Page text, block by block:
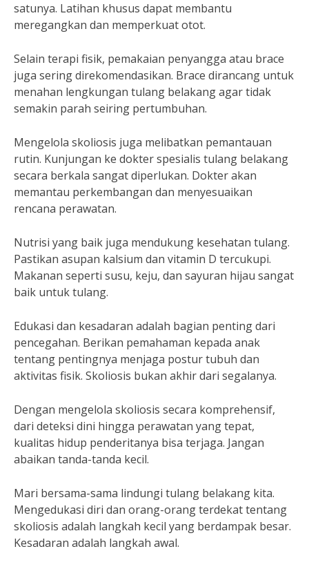
satunya. Latihan khusus dapat membantu
meregangkan dan memperkuat otot.
Selain terapi fisik, pemakaian penyangga atau brace
juga sering direkomendasikan. Brace dirancang untuk
menahan lengkungan tulang belakang agar tidak
semakin parah seiring pertumbuhan.
Mengelola skoliosis juga melibatkan pemantauan
rutin. Kunjungan ke dokter spesialis tulang belakang
secara berkala sangat diperlukan. Dokter akan
memantau perkembangan dan menyesuaikan
rencana perawatan.
Nutrisi yang baik juga mendukung kesehatan tulang.
Pastikan asupan kalsium dan vitamin D tercukupi.
Makanan seperti susu, keju, dan sayuran hijau sangat
baik untuk tulang.
Edukasi dan kesadaran adalah bagian penting dari
pencegahan. Berikan pemahaman kepada anak
tentang pentingnya menjaga postur tubuh dan
aktivitas fisik. Skoliosis bukan akhir dari segalanya.
Dengan mengelola skoliosis secara komprehensif,
dari deteksi dini hingga perawatan yang tepat,
kualitas hidup penderitanya bisa terjaga. Jangan
abaikan tanda-tanda kecil.
Mari bersama-sama lindungi tulang belakang kita.
Mengedukasi diri dan orang-orang terdekat tentang
skoliosis adalah langkah kecil yang berdampak besar.
Kesadaran adalah langkah awal.